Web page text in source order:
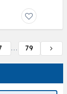
... 79